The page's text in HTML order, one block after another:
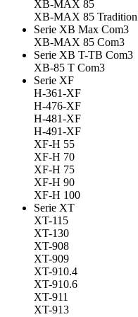
XB-MAX 85
XB-MAX 85 Tradition
Serie XB Max Com3
XB-MAX 85 Com3
Serie XB T-TB Com3
XB-85 T Com3
Serie XF
H-361-XF
H-476-XF
H-481-XF
H-491-XF
XF-H 55
XF-H 70
XF-H 75
XF-H 90
XF-H 100
Serie XT
XT-115
XT-130
XT-908
XT-909
XT-910.4
XT-910.6
XT-911
XT-913